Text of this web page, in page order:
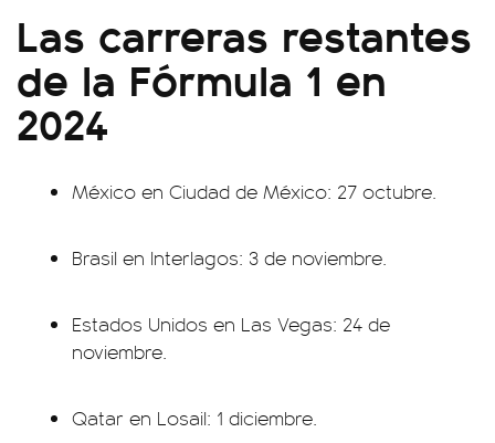
Las carreras restantes
de la Fórmula 1 en
2024
México en Ciudad de México: 27 octubre.
Brasil en Interlagos: 3 de noviembre.
Estados Unidos en Las Vegas: 24 de
noviembre.
Qatar en Losail: 1 diciembre.